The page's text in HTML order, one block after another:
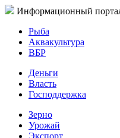
Информационный
Рыба
Аквакультура
ВБР
Деньги
Власть
Господдержка
Зерно
Урожай
Экспорт